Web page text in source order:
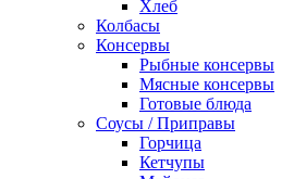
Хлеб
Колбасы
Консервы
Рыбные консервы
Мясные консервы
Готовые блюда
Соусы / Приправы
Горчица
Кетчупы